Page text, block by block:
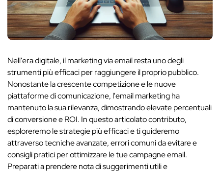
Nell'era digitale, il marketing via email resta uno degli
strumenti più efficaci per raggiungere il proprio pubblico.
Nonostante la crescente competizione e le nuove
piattaforme di comunicazione, l'email marketing ha
mantenuto la sua rilevanza, dimostrando elevate percentuali
di conversione e ROI. In questo articolato contributo,
esploreremo le strategie più efficaci e ti guideremo
attraverso tecniche avanzate, errori comuni da evitare e
consigli pratici per ottimizzare le tue campagne email.
Preparati a prendere nota di suggerimenti utili e